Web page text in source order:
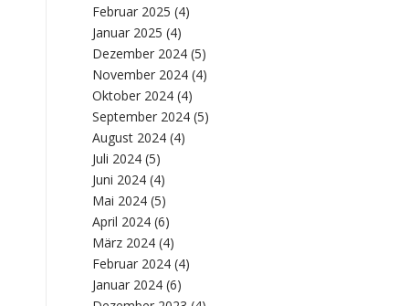
Februar 2025 (4)
Januar 2025 (4)
Dezember 2024 (5)
November 2024 (4)
Oktober 2024 (4)
September 2024 (5)
August 2024 (4)
Juli 2024 (5)
Juni 2024 (4)
Mai 2024 (5)
April 2024 (6)
März 2024 (4)
Februar 2024 (4)
Januar 2024 (6)